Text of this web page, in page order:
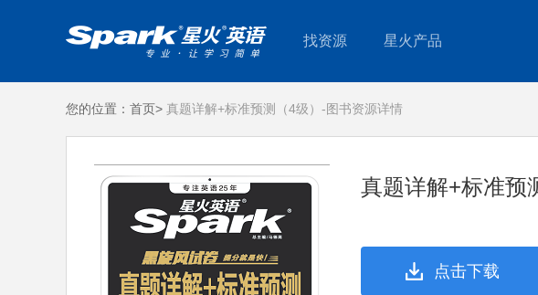
找资源 星火产品
您的位置： 首页> 真题详解+标准预测（4级）-图书资源详情
真题详解+标准预
点击下载